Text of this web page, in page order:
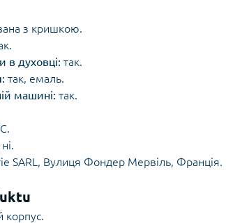
з кришкою.
в духовці: так.
так, емаль.
машині: так.
ні.
SARL, Вулиця Фондер Мервіль, Франція.
корпус.